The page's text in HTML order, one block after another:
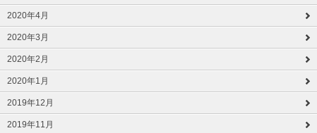
2020年4月
2020年3月
2020年2月
2020年1月
2019年12月
2019年11月